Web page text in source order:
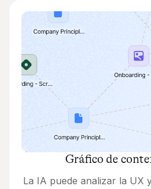
Gráfico de
La IA puede analizar la UX